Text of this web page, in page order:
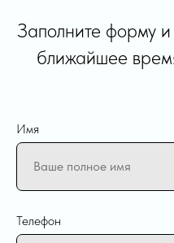
Заполните форму
ближайшее
Имя
Телефон